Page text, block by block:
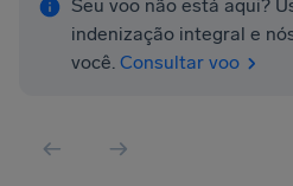
Seu voo não está aqui?
indenização integral e
você. Consultar voo